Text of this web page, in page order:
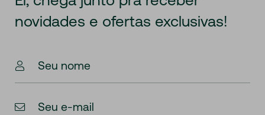
novidades e ofertas exclusivas!
Seu nome
Seu e-mail